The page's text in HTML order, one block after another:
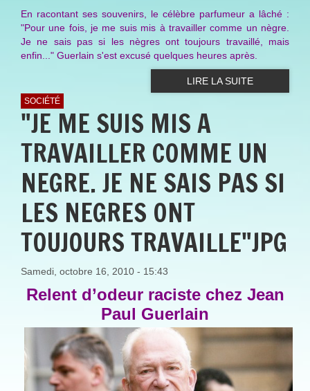
En racontant ses souvenirs, le célèbre parfumeur a lâché :
"Pour une fois, je me suis mis à travailler comme un nègre.
Je ne sais pas si les nègres ont toujours travaillé, mais
enfin... " Guerlain s'est excusé quelques heures après.
LIRE LA SUITE
SOCIÉTÉ
"JE ME SUIS MIS A
TRAVAILLER COMME UN
NEGRE. JE NE SAIS PAS SI
LES NEGRES ONT
TOUJOURS TRAVAILLE"JPG
Samedi, octobre 16, 2010 - 15:43
Relent d’odeur raciste chez Jean
Paul Guerlain